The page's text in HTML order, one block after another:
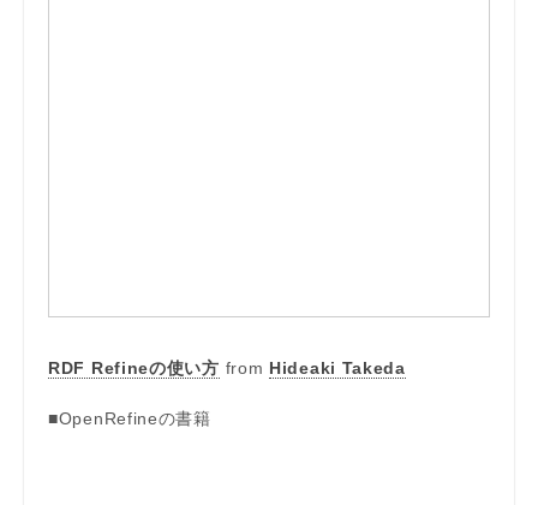
RDF Refineの使い方 from Hideaki Takeda
■OpenRefineの書籍